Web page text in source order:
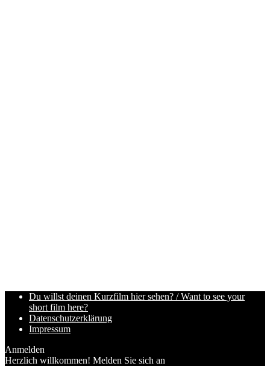
Du willst deinen Kurzfilm hier sehen? / Want to see your
short film here?
Datenschutzerklärung
Impressum
Anmelden
Herzlich willkommen! Melden Sie sich an